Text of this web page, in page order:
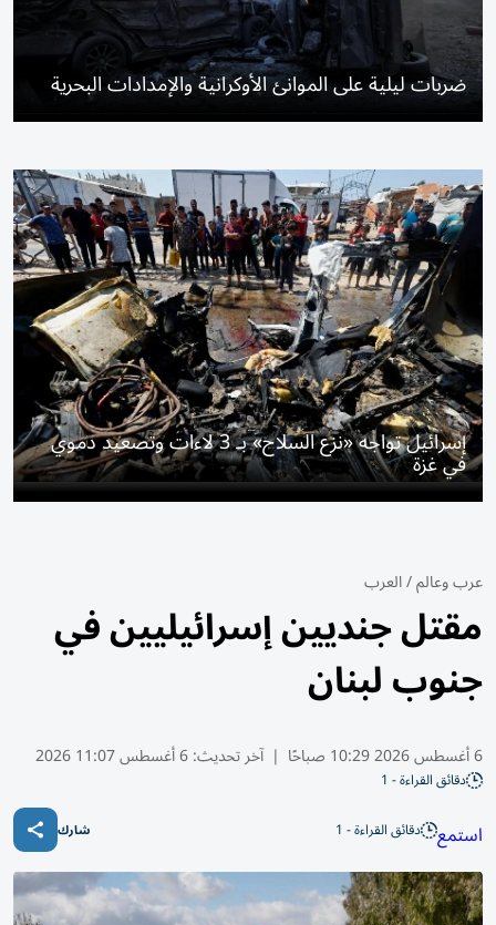
ضربات ليلية على الموانئ الأوكرانية والإمدادات البحرية
إسرائيل تواجه «نزع السلاح» بـ 3 لاءات وتصعيد دموي
في غزة
عرب وعالم/العرب
مقتل جنديين إسرائيليين في
جنوب لبنان
6 أغسطس 2026 10:29 صباحًا | آخر تحديث:6 أغسطس 11:07 2026
دقائق القراءة - 1
استمع دقائق القراءة - 1 شارك